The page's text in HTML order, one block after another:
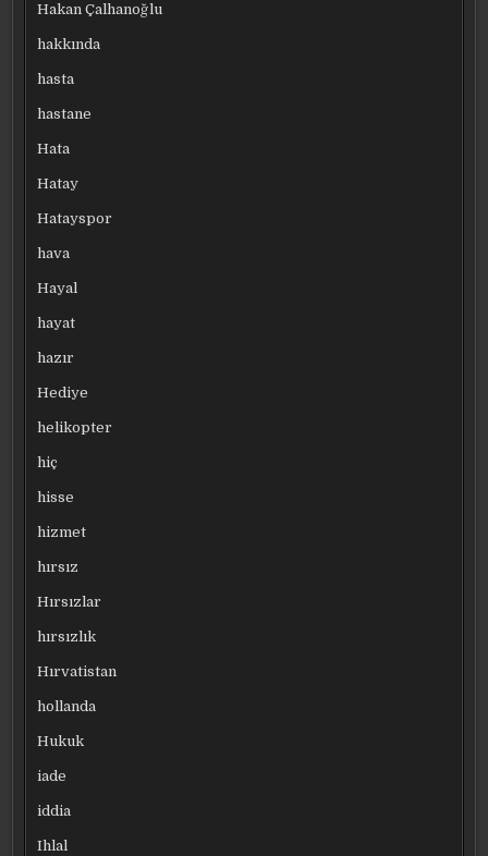
Hakan Çalhanoğlu
hakkında
hasta
hastane
Hata
Hatay
Hatayspor
hava
Hayal
hayat
hazır
Hediye
helikopter
hiç
hisse
hizmet
hırsız
Hırsızlar
hırsızlık
Hırvatistan
hollanda
Hukuk
iade
iddia
Ihlal